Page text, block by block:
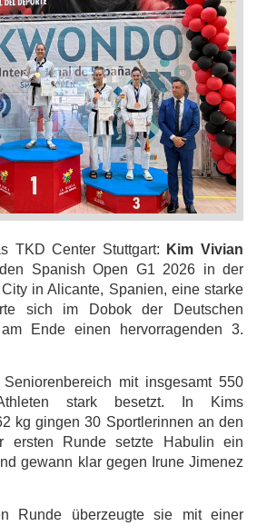
TKD Center Stuttgart:
Kim Vivian
Spanish Open G1 2026 in der
in Alicante, Spanien, eine starke
sich im Dobok der Deutschen
am Ende einen hervorragenden 3.
mit insgesamt 550
stark besetzt. In Kims
kg gingen 30 Sportlerinnen an den
ersten Runde setzte Habulin ein
gewann klar gegen Irune Jimenez
Runde überzeugte sie mit einer